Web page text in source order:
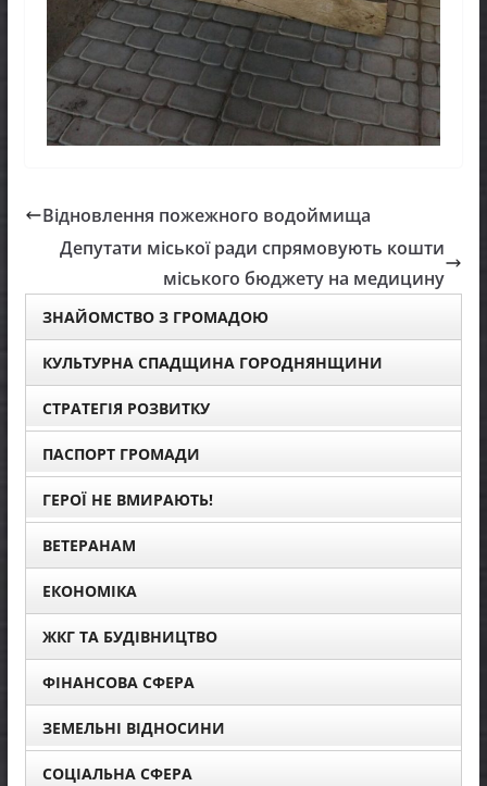
Відновлення пожежного водоймища
Депутати міської ради спрямовують кошти
міського бюджету на медицину
ЗНАЙОМСТВО З ГРОМАДОЮ
КУЛЬТУРНА СПАДЩИНА ГОРОДНЯНЩИНИ
СТРАТЕГІЯ РОЗВИТКУ
ПАСПОРТ ГРОМАДИ
ГЕРОЇ НЕ ВМИРАЮТЬ!
ВЕТЕРАНАМ
ЕКОНОМІКА
ЖКГ ТА БУДІВНИЦТВО
ФІНАНСОВА СФЕРА
ЗЕМЕЛЬНІ ВІДНОСИНИ
СОЦІАЛЬНА СФЕРА